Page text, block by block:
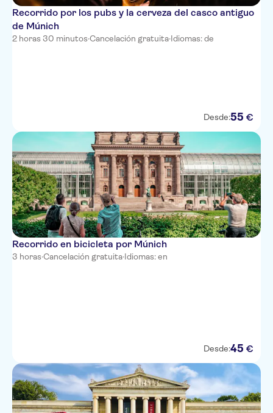
Recorrido por los pubs y la cerveza del casco antiguo
de Múnich
2 horas 30 minutos·Cancelación gratuita·Idiomas: de
Desde:55 €
Recorrido en bicicleta por Múnich
3 horas·Cancelación gratuita·Idiomas: en
Desde:45 €